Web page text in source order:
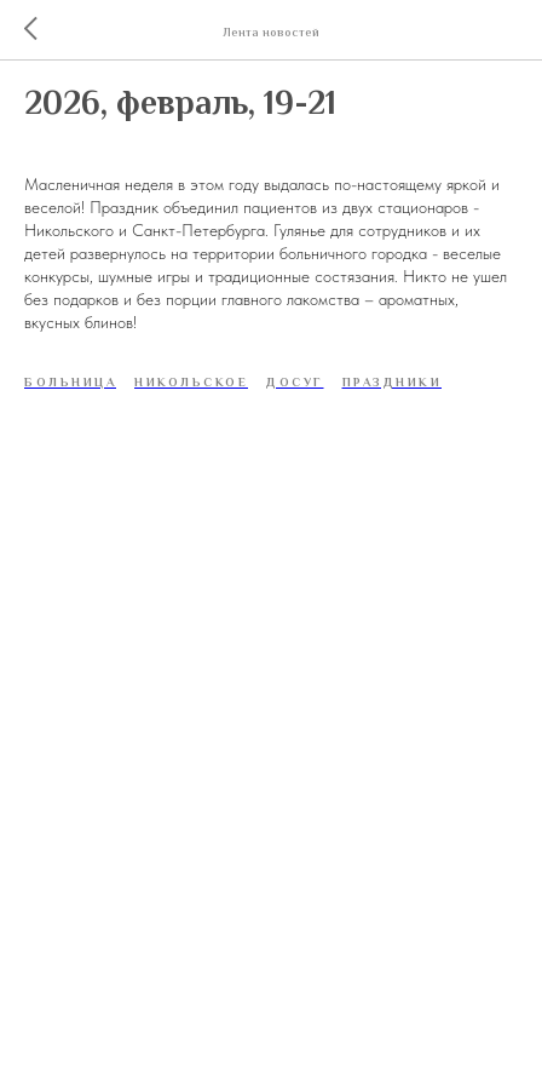
Лента новостей
2026, февраль, 19-21
Масленичная неделя в этом году выдалась по-настоящему яркой и
веселой! Праздник объединил пациентов из двух стационаров -
Никольского и Санкт-Петербурга. Гулянье для сотрудников и их
детей развернулось на территории больничного городка - веселые
конкурсы, шумные игры и традиционные состязания. Никто не ушел
без подарков и без порции главного лакомства – ароматных,
вкусных блинов!
БОЛЬНИЦА НИКОЛЬСКОЕ ДОСУГ ПРАЗДНИКИ